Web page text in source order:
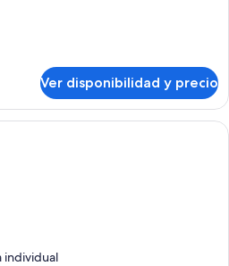
Ver disponibilidad y precio
Habitación de hotel moderna con
individual